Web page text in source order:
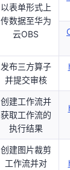
以表单形式上
传数据至华为
云OBS
发布三方算子
并提交审核
创建工作流并
获取工作流的
执行结果
创建图片裁剪
工作流并对